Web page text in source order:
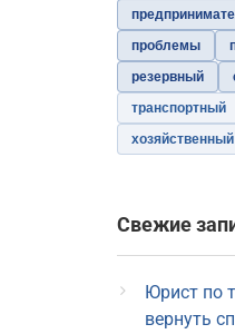
проблемы
резервный
транспортный
хозяйственный
Свежие
Юрист по
вернуть